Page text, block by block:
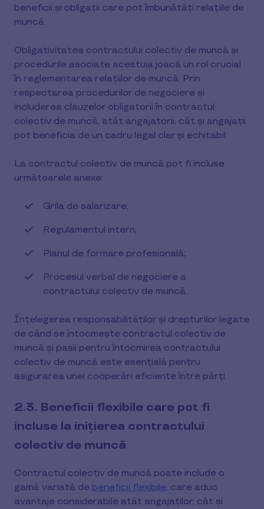
beneficii și obligații care pot îmbunătăți relațiile de
muncă.
Obligativitatea contractului colectiv de muncă și
procedurile asociate acestuia joacă un rol crucial
în reglementarea relațiilor de muncă. Prin
respectarea procedurilor de negociere și
includerea clauzelor obligatorii în contractul
colectiv de muncă, atât angajatorii, cât și angajații
pot beneficia de un cadru legal clar și echitabil.
La contractul colectiv de muncă pot fi incluse
următoarele anexe:
Grila de salarizare;
Regulamentul intern;
Planul de formare profesională;
Procesul verbal de negociere a
contractului colectiv de muncă.
Înțelegerea responsabilităților și drepturilor legate
de când se întocmește contractul colectiv de
muncă și pasii pentru întocmirea contractului
colectiv de muncă este esențială pentru
asigurarea unei cooperări eficiente între părți.
2.3. Beneficii flexibile care pot fi
incluse la inițierea contractului
colectiv de muncă
Contractul colectiv de muncă poate include o
gamă variată de beneficii flexibile, care aduc
avantaje considerabile atât angajaților, cât și